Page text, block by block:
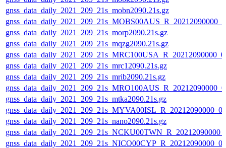
gnss_data_daily_2021_209_21s_mobn2090.21s.gz
gnss_data_daily_2021_209_21s_morp2090.21s.gz
gnss_data_daily_2021_209_21s_mqzg2090.21s.gz
gnss_data_daily_2021_209_21s_mrc12090.21s.gz
gnss_data_daily_2021_209_21s_mrib2090.21s.gz
gnss_data_daily_2021_209_21s_mtka2090.21s.gz
gnss_data_daily_2021_209_21s_nano2090.21s.gz